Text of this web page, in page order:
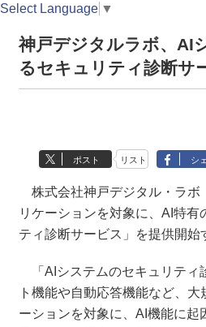
Select Language ▼
神戸デジタルラボ、AI
るセキュリティ診断サ
ポスト リスト シ
株式会社神戸デジタル・ラボ
リケーションを対象に、AI特
ティ診断サービス」を提供開始
「AIシステムのセキュリティ
ト機能や自動応答機能など、
ーションを対象に、AI機能に